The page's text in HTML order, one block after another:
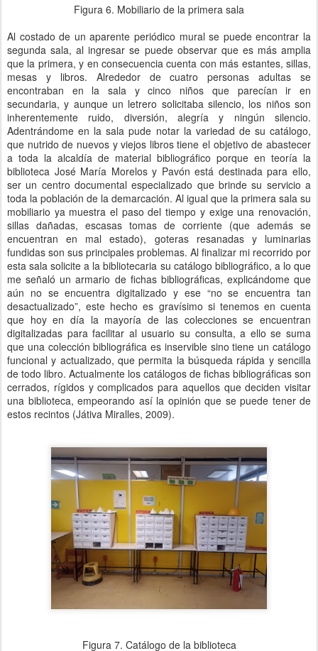
Figura 6. Mobiliario de la primera sala
Al costado de un aparente periódico mural se puede encontrar la
segunda sala, al ingresar se puede observar que es más amplia
que la primera, y en consecuencia cuenta con más estantes, sillas,
mesas y libros. Alrededor de cuatro personas adultas se
encontraban en la sala y cinco niños que parecían ir en
secundaria, y aunque un letrero solicitaba silencio, los niños son
inherentemente ruido, diversión, alegría y ningún silencio.
Adentrándome en la sala pude notar la variedad de su catálogo,
que nutrido de nuevos y viejos libros tiene el objetivo de abastecer
a toda la alcaldía de material bibliográfico porque en teoría la
biblioteca José María Morelos y Pavón está destinada para ello,
ser un centro documental especializado que brinde su servicio a
toda la población de la demarcación. Al igual que la primera sala su
mobiliario ya muestra el paso del tiempo y exige una renovación,
sillas dañadas, escasas tomas de corriente (que además se
encuentran en mal estado), goteras resanadas y luminarias
fundidas son sus principales problemas. Al finalizar mi recorrido por
esta sala solicite a la bibliotecaria su catálogo bibliográfico, a lo que
me señaló un armario de fichas bibliográficas, explicándome que
aún no se encuentra digitalizado y ese “no se encuentra tan
desactualizado”, este hecho es gravísimo si tenemos en cuenta
que hoy en día la mayoría de las colecciones se encuentran
digitalizadas para facilitar al usuario su consulta, a ello se suma
que una colección bibliográfica es inservible sino tiene un catálogo
funcional y actualizado, que permita la búsqueda rápida y sencilla
de todo libro. Actualmente los catálogos de fichas bibliográficas son
cerrados, rígidos y complicados para aquellos que deciden visitar
una biblioteca, empeorando así la opinión que se puede tener de
estos recintos (Játiva Miralles, 2009).
Figura 7. Catálogo de la biblioteca